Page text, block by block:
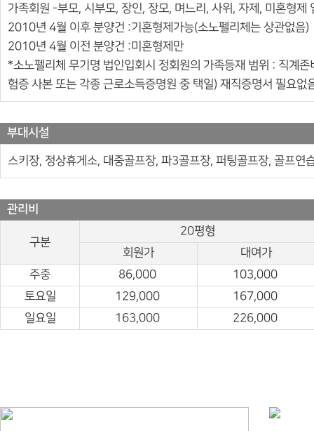
가족회원 -부모, 시부모, 장인, 장모, 며느리, 사위, 자제, 미혼형제
2010년 4월 이후 분양건 :기혼형제가능(소노펠리체는 상관없음)
2010년 4월 이전 분양건 :미혼형제만
*소노펠리체 무기명 법인입회시 정회원의 가족등재 범위 : 직계
험증 사본 또는 각종 근로소득증명원 중 택일) 재직증명서 필요없
부대시설
스키장, 정상휴게소, 대중골프장, 파3골프장, 퍼팅골프장, 골프연
관리비
구분
20평형
회원가
대여가
주중
86,000
103,000
토요일
129,000
167,000
일요일
163,000 226,000